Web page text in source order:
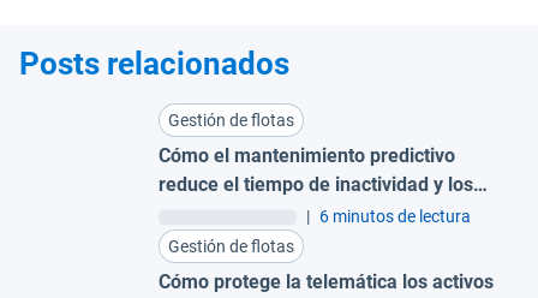
Posts relacionados
Gestión de flotas
Cómo el mantenimiento predictivo
reduce el tiempo de inactividad y los
costes para grandes flotas
| 6 minutos de lectura
Gestión de flotas
Cómo protege la telemática los activos